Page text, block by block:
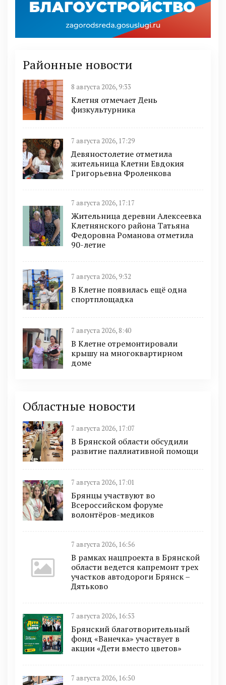
Районные новости
8 августа 2026, 9:33
Клетня отмечает День
физкультурника
7 августа 2026, 17:29
Девяностолетие отметила
жительница Клетни Евдокия
Григорьевна Фроленкова
7 августа 2026, 17:17
Жительница деревни Алексеевка
Клетнянского района Татьяна
Федоровна Романова отметила
90-летие
7 августа 2026, 9:32
В Клетне появилась ещё одна
спортплощадка
7 августа 2026, 8:40
В Клетне отремонтировали
крышу на многоквартирном
доме
Областные новости
7 августа 2026, 17:07
В Брянской области обсудили
развитие паллиативной помощи
7 августа 2026, 17:01
Брянцы участвуют во
Всероссийском форуме
волонтёров-медиков
7 августа 2026, 16:56
В рамках нацпроекта в Брянской
области ведется капремонт трех
участков автодороги Брянск –
Дятьково
7 августа 2026, 16:53
Брянский благотворительный
фонд «Ванечка» участвует в
акции «Дети вместо цветов»
7 августа 2026, 16:50